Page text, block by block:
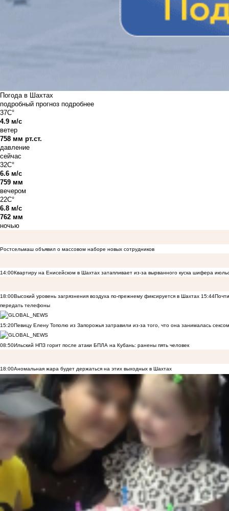
Погода в Шахтах
подробный прогноз подробнее
37C°
4.9 м/с
ветер
758 мм рт.ст.
давление
сейчас
32C°
6.6 м/с
759 мм
вечером
22C°
6.8 м/с
762 мм
ночью
Ростсельмаш объявил о массовом наборе новых сотрудников
14:00Квартиру на Енисейском в Шахтах затапливает из-за вырванного куска шифера
18:00Высокий уровень загрязнения воздуха по-прежнему фиксируется в Шахтах 15:44
передать телефоны
15:20Певицу Елену Тополю из Запорожья затравили из-за того, что она занималась
08:50Ильский НПЗ горит после атаки БПЛА на Кубань: ранены пять человек
18:00Аномальная жара будет держаться на этих выходных в Шахтах